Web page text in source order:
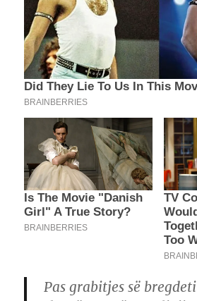
Pas grabitjes së